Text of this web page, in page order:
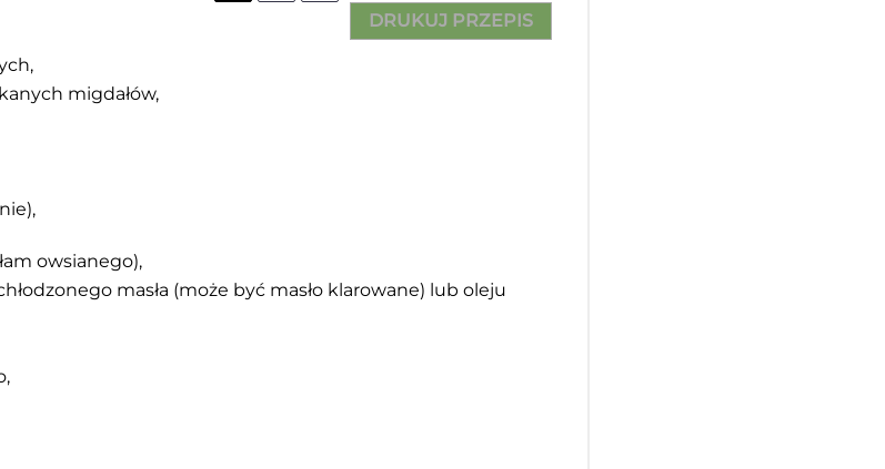
DRUKUJ PRZEPIS
migdałów,
owsianego),
masła (może być masło klarowane) lub oleju